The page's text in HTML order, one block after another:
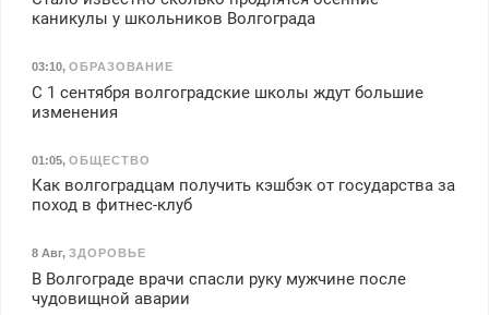
каникулы у школьников Волгограда
03:10, ОБРАЗОВАНИЕ
С 1 сентября волгоградские школы ждут большие
изменения
01:05, ОБЩЕСТВО
Как волгоградцам получить кэшбэк от государства за
поход в фитнес-клуб
8 Авг, ЗДОРОВЬЕ
В Волгограде врачи спасли руку мужчине после
чудовищной аварии